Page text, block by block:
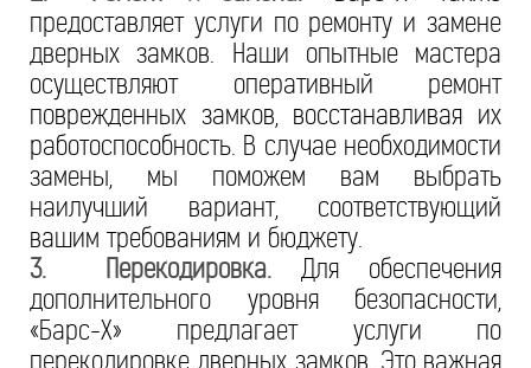
предоставляет услуги по ремонту и замене
дверных замков. Наши опытные мастера
осуществляют оперативный ремонт
поврежденных замков, восстанавливая их
работоспособность. В случае необходимости
замены, мы поможем вам выбрать
наилучший вариант, соответствующий
вашим требованиям и бюджету.
3. Перекодировка. Для обеспечения
дополнительного уровня безопасности,
«Барс-Х» предлагает услуги по
перекодировке дверных замков. Это важная